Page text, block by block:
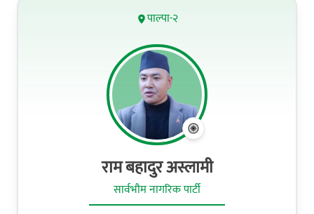
पाल्पा-२
राम बहादुर अस्लामी
सार्वभौम नागरिक पार्टी